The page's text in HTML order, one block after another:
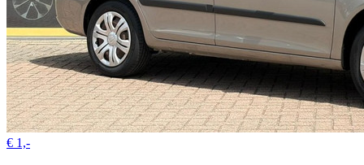
€ 1,-